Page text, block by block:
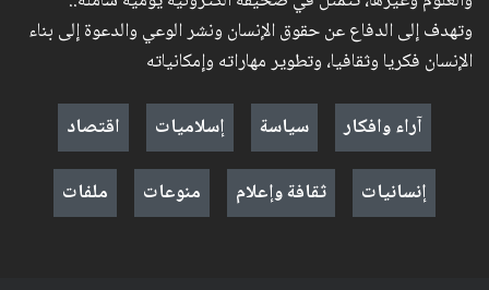
وتهدف إلى الدفاع عن حقوق الإنسان ونشر الوعي والدعوة إلى بناء
الإنسان فكريا وثقافيا، وتطوير مهاراته وإمكانياته
آراء وافكار
سياسة إسلاميات
اقتصاد
إنسانيات
ثقافة وإعلام منوعات ملفات